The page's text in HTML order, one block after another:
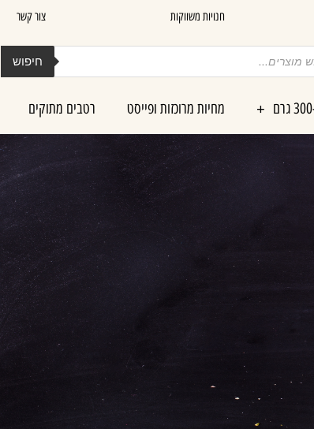
חנויות משווקות צור קשר
חיפוש
מחיות מרוכזות ופייסט רטבים מתוקים